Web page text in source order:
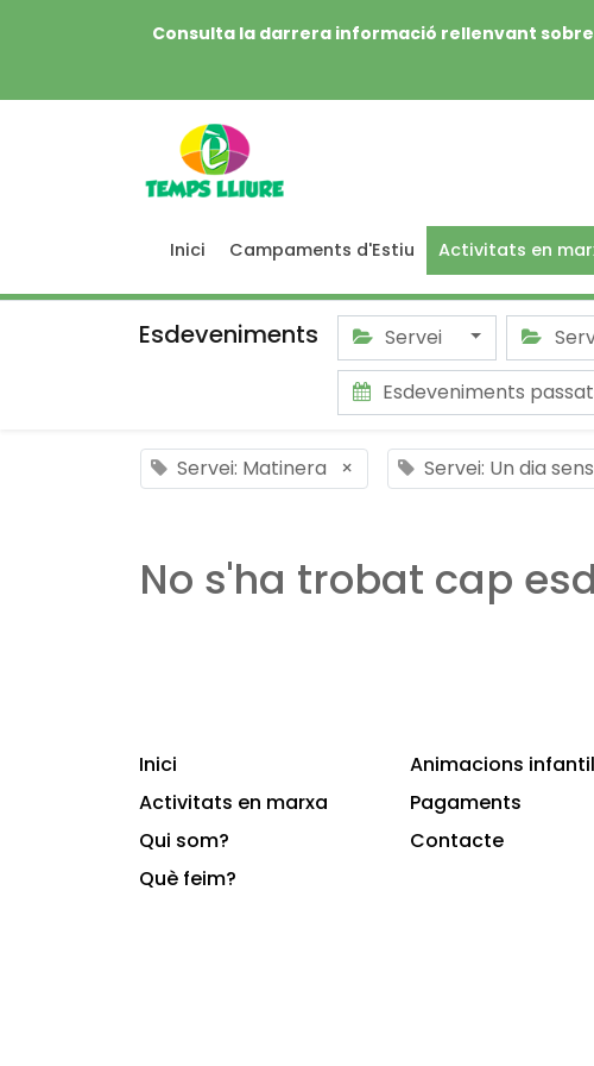
Consulta la darrera informació rellenvant
Inici Campaments d'Estiu Activitats en
Esdeveniments Servei
Esdeveniments
Servei: Matinera × Servei: Un dia
No s'ha trobat cap
Inici
Activitats en marxa
Qui som?
Què feim?
Animacions
Pagaments
Contacte